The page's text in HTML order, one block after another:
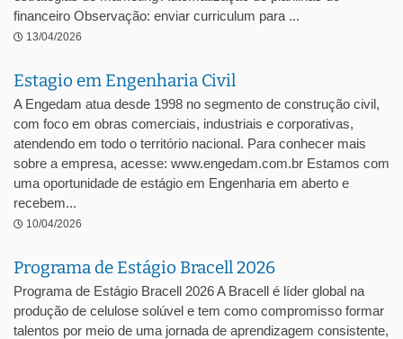
financeiro Observação: enviar curriculum para ...
13/04/2026
Estagio em Engenharia Civil
A Engedam atua desde 1998 no segmento de construção civil,
com foco em obras comerciais, industriais e corporativas,
atendendo em todo o território nacional. Para conhecer mais
sobre a empresa, acesse: www.engedam.com.br Estamos com
uma oportunidade de estágio em Engenharia em aberto e
recebem...
10/04/2026
Programa de Estágio Bracell 2026
Programa de Estágio Bracell 2026 A Bracell é líder global na
produção de celulose solúvel e tem como compromisso formar
talentos por meio de uma jornada de aprendizagem consistente,